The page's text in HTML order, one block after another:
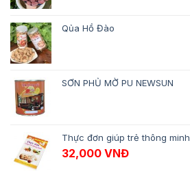
Qủa Hồ Đào
SƠN PHỦ MỜ PU NEWSUN
Thực đơn giúp trẻ thông minh
32,000 VNĐ